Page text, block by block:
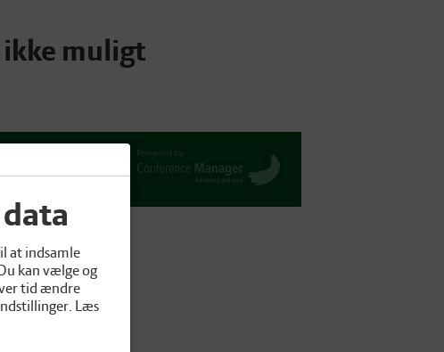
muligt
at indsamle
kan vælge og
tid ændre
Læs